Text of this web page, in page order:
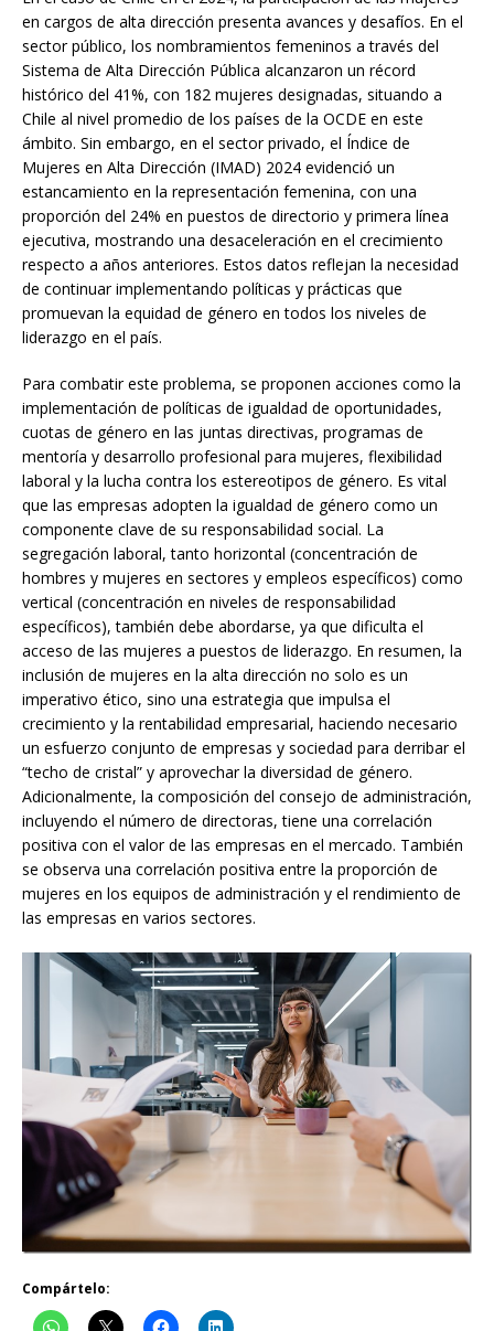
en cargos de alta dirección presenta avances y desafíos. En el
sector público, los nombramientos femeninos a través del
Sistema de Alta Dirección Pública alcanzaron un récord
histórico del 41%, con 182 mujeres designadas, situando a
Chile al nivel promedio de los países de la OCDE en este
ámbito. Sin embargo, en el sector privado, el Índice de
Mujeres en Alta Dirección (IMAD) 2024 evidenció un
estancamiento en la representación femenina, con una
proporción del 24% en puestos de directorio y primera línea
ejecutiva, mostrando una desaceleración en el crecimiento
respecto a años anteriores. Estos datos reflejan la necesidad
de continuar implementando políticas y prácticas que
promuevan la equidad de género en todos los niveles de
liderazgo en el país.
Para combatir este problema, se proponen acciones como la
implementación de políticas de igualdad de oportunidades,
cuotas de género en las juntas directivas, programas de
mentoría y desarrollo profesional para mujeres, flexibilidad
laboral y la lucha contra los estereotipos de género. Es vital
que las empresas adopten la igualdad de género como un
componente clave de su responsabilidad social. La
segregación laboral, tanto horizontal (concentración de
hombres y mujeres en sectores y empleos específicos) como
vertical (concentración en niveles de responsabilidad
específicos), también debe abordarse, ya que dificulta el
acceso de las mujeres a puestos de liderazgo. En resumen, la
inclusión de mujeres en la alta dirección no solo es un
imperativo ético, sino una estrategia que impulsa el
crecimiento y la rentabilidad empresarial, haciendo necesario
un esfuerzo conjunto de empresas y sociedad para derribar el
“techo de cristal” y aprovechar la diversidad de género.
Adicionalmente, la composición del consejo de administración,
incluyendo el número de directoras, tiene una correlación
positiva con el valor de las empresas en el mercado. También
se observa una correlación positiva entre la proporción de
mujeres en los equipos de administración y el rendimiento de
las empresas en varios sectores.
Compártelo: